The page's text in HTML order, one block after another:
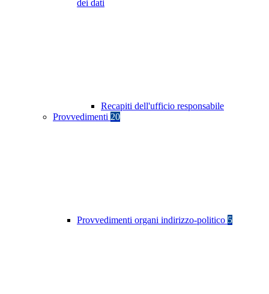
dei dati
Recapiti dell'ufficio responsabile
Provvedimenti 20
Provvedimenti organi indirizzo-politico 5